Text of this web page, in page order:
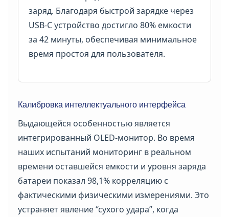
заряд. Благодаря быстрой зарядке через
USB-C устройство достигло 80% емкости
за 42 минуты, обеспечивая минимальное
время простоя для пользователя.
Калибровка интеллектуального интерфейса
Выдающейся особенностью является
интегрированный OLED-монитор. Во время
наших испытаний мониторинг в реальном
времени оставшейся емкости и уровня заряда
батареи показал 98,1% корреляцию с
фактическими физическими измерениями. Это
устраняет явление “сухого удара”, когда